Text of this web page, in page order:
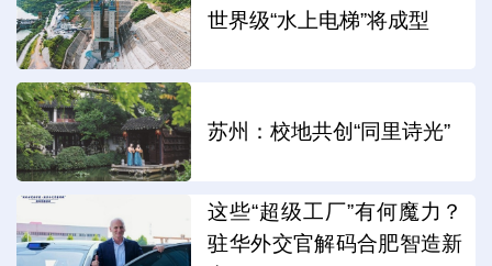
世界级“水上电梯”将成型
苏州：校地共创“同里诗光”
这些“超级工厂”有何魔力？
驻华外交官解码合肥智造新